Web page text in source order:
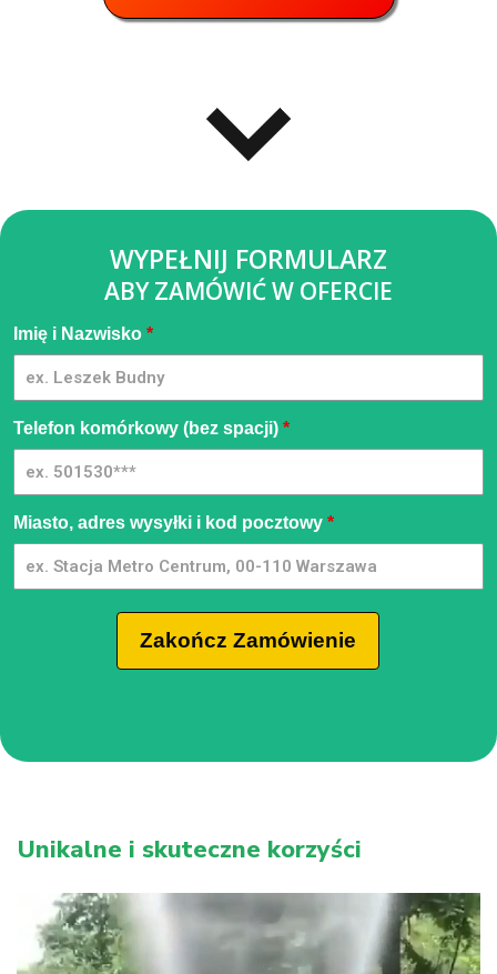
WYPEŁNIJ FORMULARZ
ABY ZAMÓWIĆ W OFERCIE
Pressure
Washer
[PL] -
GpmQMIA
| 02
Imię i Nazwisko *
Telefon komórkowy (bez spacji) *
Miasto, adres wysyłki i kod pocztowy *
Zakończ Zamówienie
Unikalne i skuteczne korzyści